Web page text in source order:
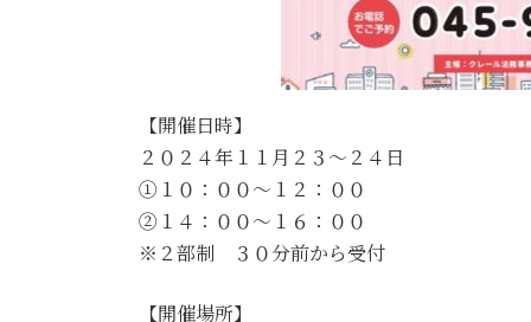
【開催日時】
２０２４年１１月２３～２４日
①１０：００～１２：００
②１４：００～１６：００
※２部制 ３０分前から受付
【開催場所】